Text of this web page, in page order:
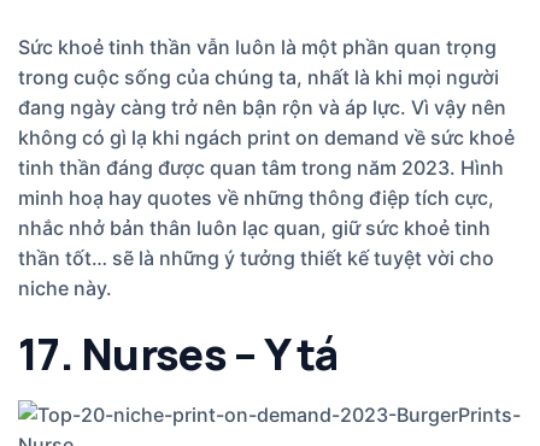
Sức khoẻ tinh thần vẫn luôn là một phần quan trọng
trong cuộc sống của chúng ta, nhất là khi mọi người
đang ngày càng trở nên bận rộn và áp lực. Vì vậy nên
không có gì lạ khi ngách print on demand về sức khoẻ
tinh thần đáng được quan tâm trong năm 2023. Hình
minh hoạ hay quotes về những thông điệp tích cực,
nhắc nhở bản thân luôn lạc quan, giữ sức khoẻ tinh
thần tốt… sẽ là những ý tưởng thiết kế tuyệt vời cho
niche này.
17. Nurses – Y tá